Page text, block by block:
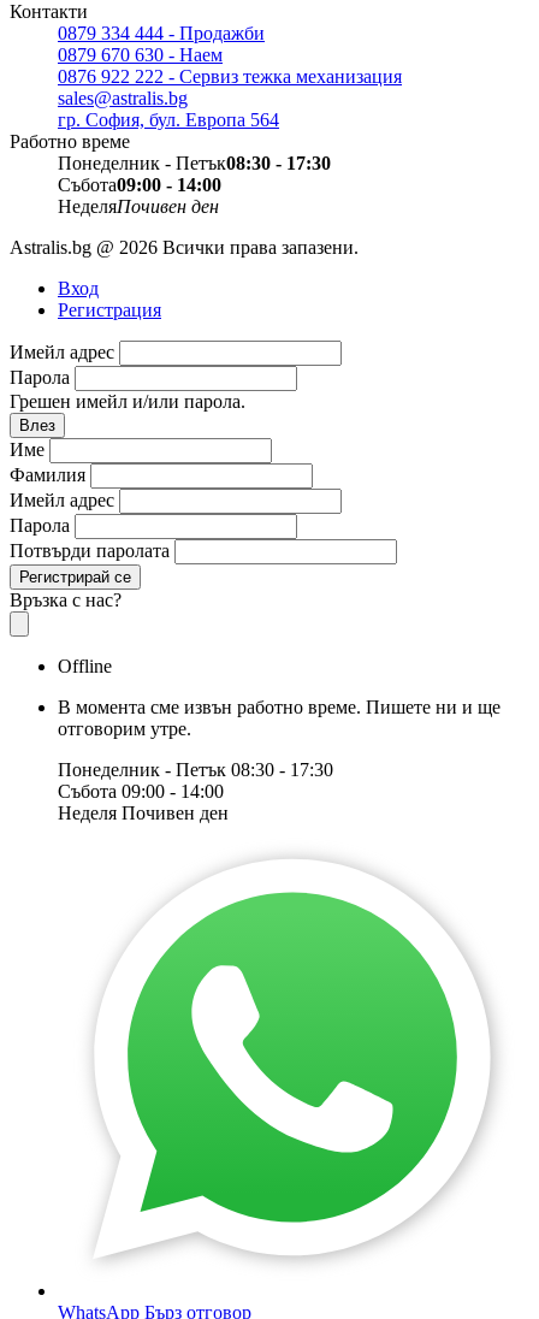
Контакти
0879 334 444 - Продажби
0879 670 630 - Наем
0876 922 222 - Сервиз тежка механизация
sales@astralis.bg
гр. София, бул. Европа 564
Работно време
Понеделник - Петък08:30 - 17:30
Събота09:00 - 14:00
НеделяПочивен ден
Astralis.bg @ 2026 Всички права запазени.
Вход
Регистрация
Имейл адрес
Парола
Грешен имейл и/или парола.
Влез
Име
Фамилия
Имейл адрес
Парола
Потвърди паролата
Регистрирай се
Връзка с нас?
Offline
В момента сме извън работно време. Пишете ни и ще
отговорим утре.
Понеделник - Петък 08:30 - 17:30
Събота 09:00 - 14:00
Неделя Почивен ден
WhatsApp Бърз отговор